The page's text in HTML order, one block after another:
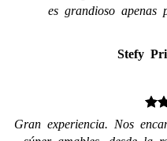
es grandioso apenas
Stefy
Gran experiencia. Nos